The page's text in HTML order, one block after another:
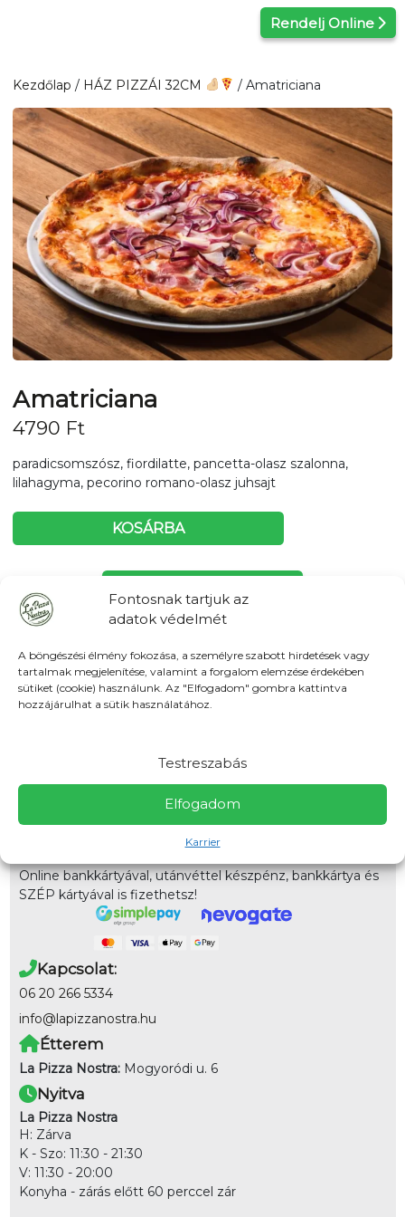
Fontosnak tartjuk az
adatok védelmét
A böngészési élmény fokozása, a személyre szabott hirdetések vagy
tartalmak megjelenítése, valamint a forgalom elemzése érdekében
sütiket (cookie) használunk. Az "Elfogadom" gombra kattintva
hozzájárulhat a sütik használatához.
Elfogadom
Testreszabás
Karrier
Rendelj Online
Kezdőlap / HÁZ PIZZÁI 32CM / Amatriciana
Amatriciana
4790 Ft
paradicsomszósz, fiordilatte, pancetta-olasz szalonna,
lilahagyma, pecorino romano-olasz juhsajt
KOSÁRBA
Házhozszállítás / Elvitel Rendelj Online
5000Ft) Várható kiszállítási idő: 60 - 120 perc Csomagolási
díj: tételenként 150 Ft,-
Ne állj sorba! Előre is rendelhetsz elvitelre, vagy
házhoz!
Online bankkártyával, utánvéttel készpénz, bankkártya és
SZÉP kártyával is fizethetsz!
Kapcsolat:
06 20 266 5334
info@lapizzanostra.hu
Étterem
La Pizza Nostra: Mogyoródi u. 6
Nyitva
La Pizza Nostra
H: Zárva
K - Szo: 11:30 - 21:30
V: 11:30 - 20:00
Konyha - zárás előtt 60 perccel zár